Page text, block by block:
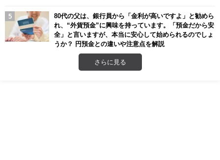
80代の父は、銀行員から「金利が高いですよ」と勧めら
れ、“外貨預金”に興味を持っています。「預金だから安
全」と言いますが、本当に安心して始められるのでしょ
うか？ 円預金との違いや注意点を解説
さらに見る